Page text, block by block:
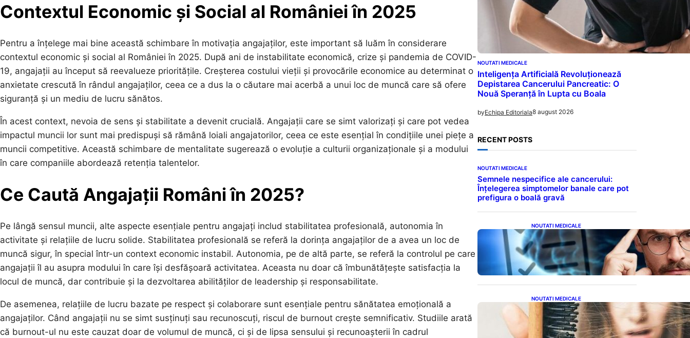
Contextul Economic și Social al României în 2025
Pentru a înțelege mai bine această schimbare în motivația angajaților, este important să luăm în considerare
contextul economic și social al României în 2025. După ani de instabilitate economică, crize și pandemia de COVID-
19, angajații au început să reevalueze prioritățile. Creșterea costului vieții și provocările economice au determinat o
anxietate crescută în rândul angajaților, ceea ce a dus la o căutare mai acerbă a unui loc de muncă care să ofere
siguranță și un mediu de lucru sănătos.
În acest context, nevoia de sens și stabilitate a devenit crucială. Angajații care se simt valorizați și care pot vedea
impactul muncii lor sunt mai predispuși să rămână loiali angajatorilor, ceea ce este esențial în condițiile unei piețe a
muncii competitive. Această schimbare de mentalitate sugerează o evoluție a culturii organizaționale și a modului
în care companiile abordează retenția talentelor.
Ce Caută Angajații Români în 2025?
Pe lângă sensul muncii, alte aspecte esențiale pentru angajați includ stabilitatea profesională, autonomia în
activitate și relațiile de lucru solide. Stabilitatea profesională se referă la dorința angajaților de a avea un loc de
muncă sigur, în special într-un context economic instabil. Autonomia, pe de altă parte, se referă la controlul pe care
angajații îl au asupra modului în care își desfășoară activitatea. Aceasta nu doar că îmbunătățește satisfacția la
locul de muncă, dar contribuie și la dezvoltarea abilităților de leadership și responsabilitate.
De asemenea, relațiile de lucru bazate pe respect și colaborare sunt esențiale pentru sănătatea emoțională a
angajaților. Când angajații nu se simt susținuți sau recunoscuți, riscul de burnout crește semnificativ. Studiile arată
că burnout-ul nu este cauzat doar de volumul de muncă, ci și de lipsa sensului și recunoașterii în cadrul
NOUTATI MEDICALE
Inteligența Artificială Revoluționează
Depistarea Cancerului Pancreatic: O
Nouă Speranță în Lupta cu Boala
byEchipa Editoriala8 august 2026
RECENT POSTS
NOUTATI MEDICALE
Semnele nespecifice ale cancerului:
Înțelegerea simptomelor banale care pot
prefigura o boală gravă
NOUTATI MEDICALE
Inteligența dincolo de note:
Semnele unui IQ ridicat
care nu țin de școală
NOUTATI MEDICALE
Semnele unei deficiențe de
proteine: Impactul asupra
sănătății tale